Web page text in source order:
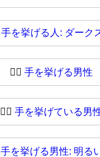
手を挙げる人: ダーク
🙋‍♂️ 手を挙げる男性
🙋‍♂ 手を挙げている男
手を挙げる男性: 明る